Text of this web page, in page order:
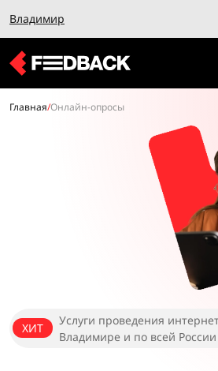
Владимир
Главная/Онлайн-опросы
ХИТ
Услуги проведения
Владимире и по всей России